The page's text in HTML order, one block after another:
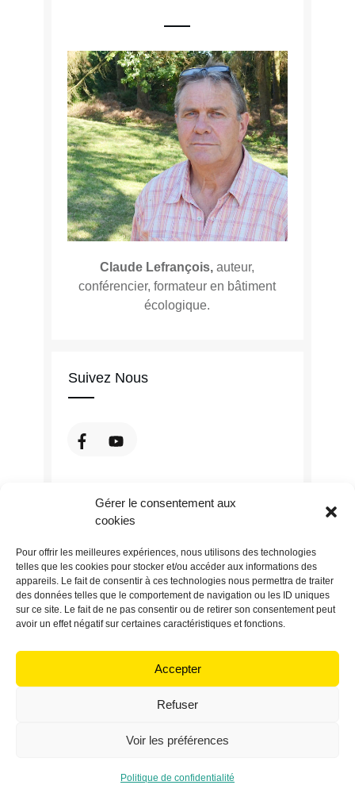
Gérer le consentement aux
cookies
Pour offrir les meilleures expériences, nous utilisons des technologies
telles que les cookies pour stocker et/ou accéder aux informations des
appareils. Le fait de consentir à ces technologies nous permettra de traiter
des données telles que le comportement de navigation ou les ID uniques
sur ce site. Le fait de ne pas consentir ou de retirer son consentement peut
avoir un effet négatif sur certaines caractéristiques et fonctions.
Accepter
Refuser
Voir les préférences
Politique de confidentialité
Claude Lefrançois,auteur,
conférencier, formateur en bâtiment
écologique.
Suivez Nous
2000 € - Politique de confidentialité